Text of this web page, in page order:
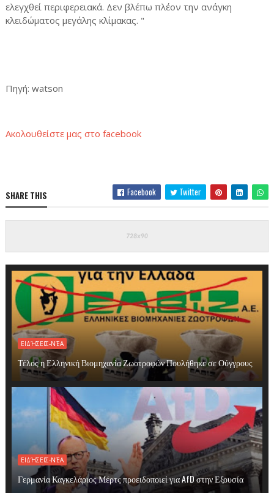
ελεγχθεί περιφερειακά. Δεν βλέπω πλέον την ανάγκη
κλειδώματος μεγάλης κλίμακας. "
Πηγή: watson
Aκολουθείστε μας στο facebook
SHARE THIS Facebook Twitter
ΕΙΔΉΣΕΙΣ-ΝΈΑ
Τέλος η Ελληνική Βιομηχανία Ζωοτροφών Πουλήθηκε σε Ούγγρους
ΕΙΔΉΣΕΙΣ-ΝΈΑ
Γερμανία Καγκελάριος Μέρτς προειδοποιεί για AfD στην Εξουσία